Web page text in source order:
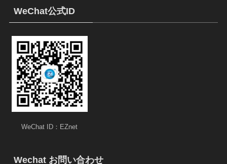
WeChat公式ID
WeChat ID：EZnet
Wechat お問い合わせ